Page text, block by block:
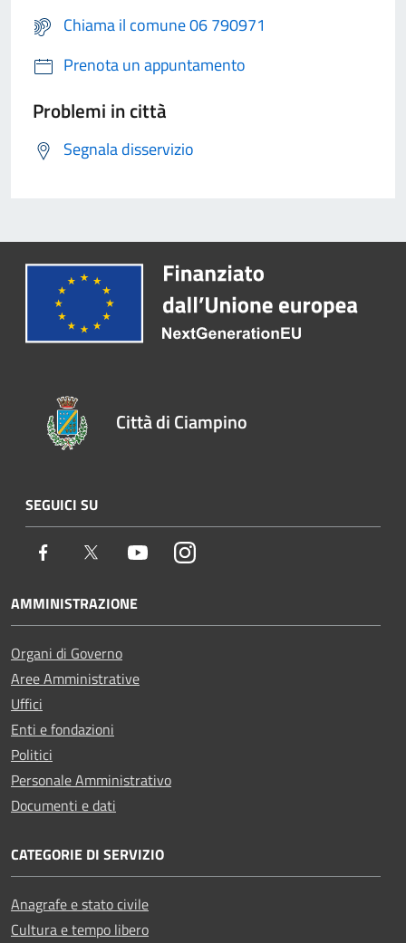
Chiama il comune 06 790971
Prenota un appuntamento
Problemi in città
Segnala disservizio
Città di Ciampino
SEGUICI SU
Facebook Twitter YoutubeInstagram
AMMINISTRAZIONE
Organi di Governo
Aree Amministrative
Uffici
Enti e fondazioni
Politici
Personale Amministrativo
Documenti e dati
CATEGORIE DI SERVIZIO
Anagrafe e stato civile
Cultura e tempo libero